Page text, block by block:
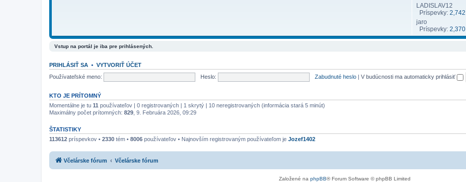
LADISLAV12
Príspevky: 2,742
jaro
Príspevky: 2,370
Vstup na portál je iba pre prihlásených.
PRIHLÁSIŤ SA • VYTVORIŤ ÚČET
Používateľské meno:
Heslo: Zabudnuté heslo | V budúcnosti ma automaticky prihlásiť
KTO JE PRÍTOMNÝ
Momentálne je tu 11 používateľov | 0 registrovaných | 1 skrytý | 10 neregistrovaných (informácia stará 5 minút)
Maximálny počet prítomných: 829 , 9. Februára 2026, 09:29
ŠTATISTIKY
113612 príspevkov • 2330 tém • 8006 používateľov • Najnovším registrovaným používateľom je Jozef1402
Včelárske fórum Včelárske fórum
Založené na phpBB® Forum Software © phpBB Limited